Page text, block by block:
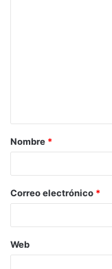
Nombre *
Correo electrónico *
Web